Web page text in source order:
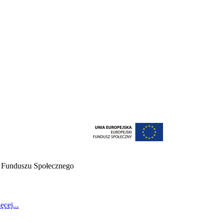
Społecznego